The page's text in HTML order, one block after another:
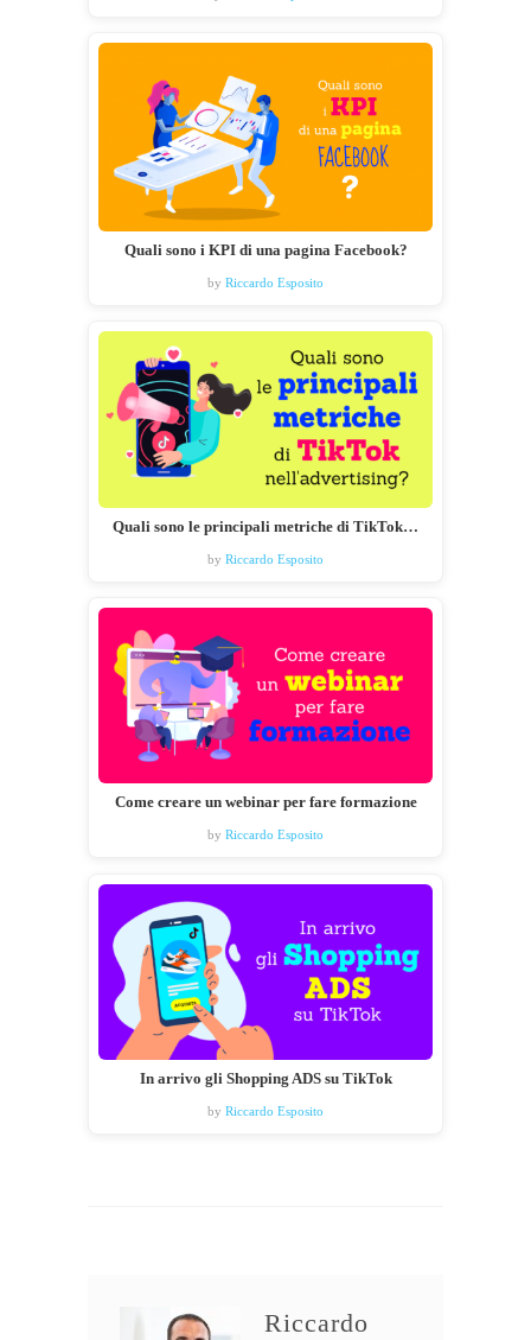
Quali sono i KPI di una pagina Facebook?
by Riccardo Esposito
Quali sono le principali metriche di TikTok…
by Riccardo Esposito
Come creare un webinar per fare formazione
by Riccardo Esposito
In arrivo gli Shopping ADS su TikTok
by Riccardo Esposito
Riccardo